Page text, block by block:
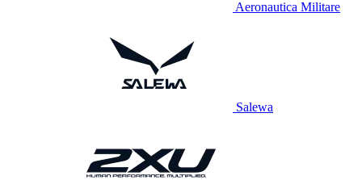
Aeronautica Militare
Salewa